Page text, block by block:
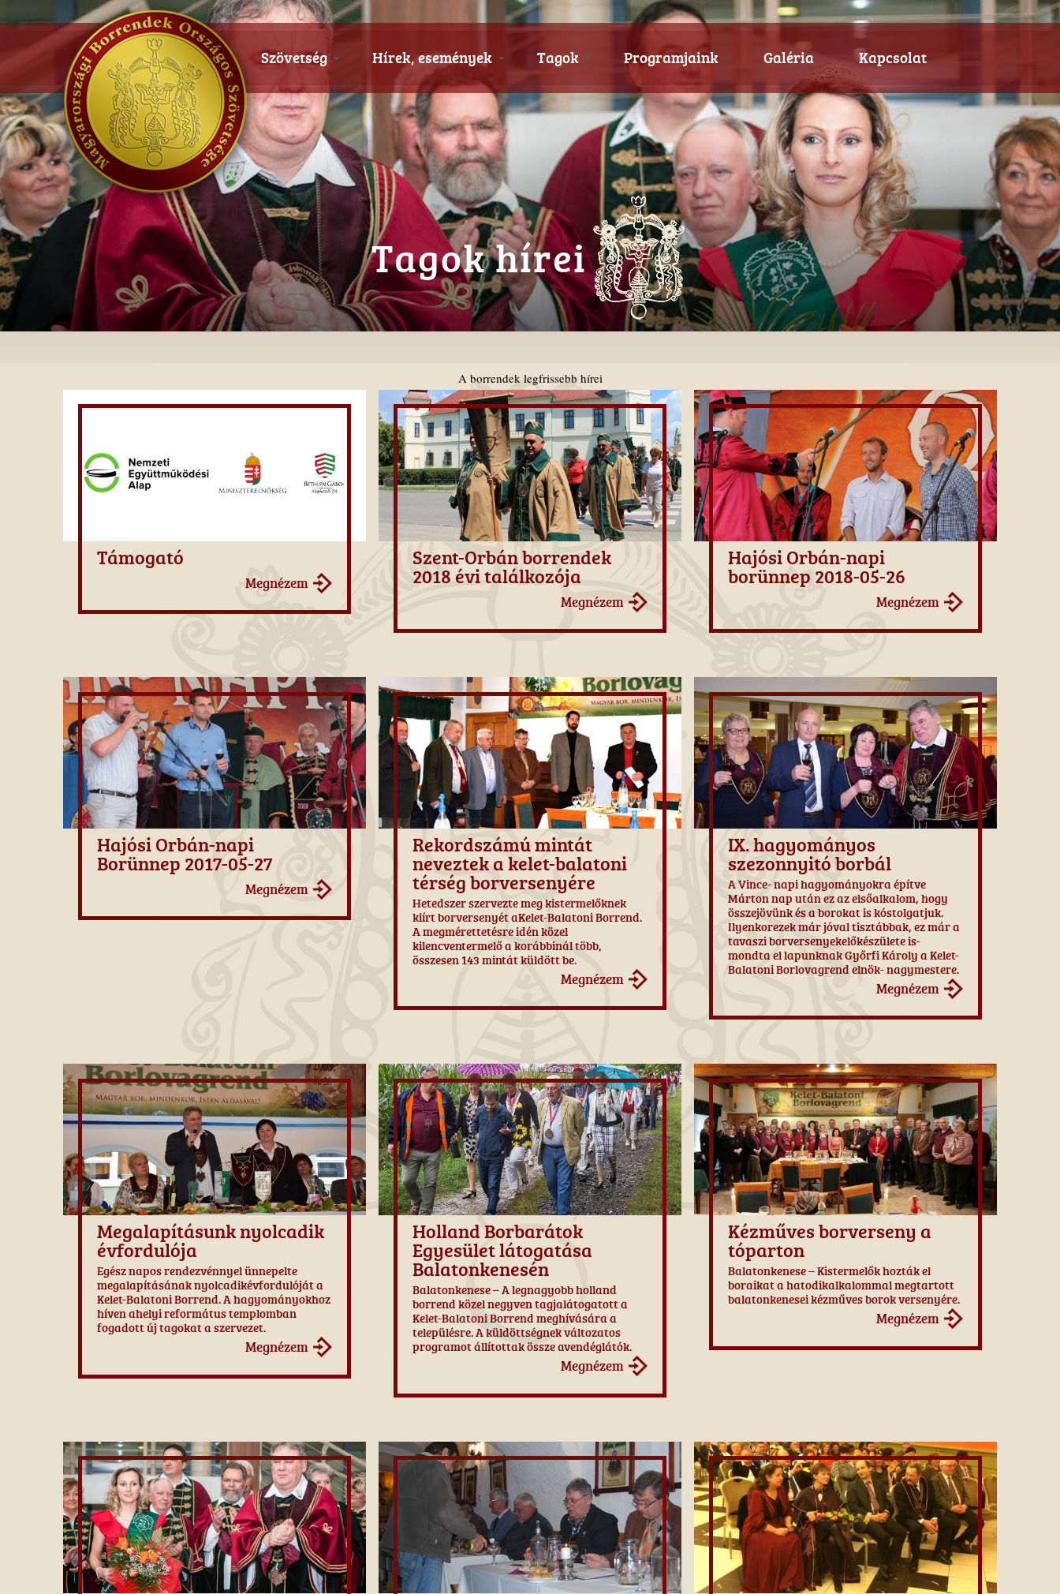
Tagok hírei
Szövetség Hírek, események Tagok Programjaink Galéria Kapcsolat
A borrendek legfrissebb hírei
Támogató
Megnézem
Szent-Orbán borrendek
2018 évi találkozója
Megnézem
Hajósi Orbán-napi
borünnep 2018-05-26
Megnézem
Hajósi Orbán-napi
Borünnep 2017-05-27
Megnézem
Rekordszámú mintát
neveztek a kelet-balatoni
térség borversenyére
Hetedszer szervezte meg kistermelőknek
kiírt borversenyét aKelet-Balatoni Borrend.
A megmérettetésre idén közel
kilencventermelő a korábbinál több,
összesen 143 mintát küldött be.
Megnézem
IX. hagyományos
szezonnyitó borbál
A Vince- napi hagyományokra építve
Márton nap után ez az elsőalkalom, hogy
összejövünk és a borokat is kóstolgatjuk.
Ilyenkorezek már jóval tisztábbak, ez már a
tavaszi borversenyekelőkészülete is-
mondta el lapunknak Győrfi Károly a Kelet-
Balatoni Borlovagrend elnök- nagymestere.
Megnézem
Megalapításunk nyolcadik
évfordulója
Egész napos rendezvénnyel ünnepelte
megalapításának nyolcadikévfordulóját a
Kelet-Balatoni Borrend. A hagyományokhoz
híven ahelyi református templomban
fogadott új tagokat a szervezet.
Megnézem
Holland Borbarátok
Egyesület látogatása
Balatonkenesén
Balatonkenese – A legnagyobb holland
borrend közel negyven tagjalátogatott a
Kelet-Balatoni Borrend meghívására a
településre. A küldöttségnek változatos
programot állítottak össze avendéglátók.
Megnézem
Kézműves borverseny a
tóparton
Balatonkenese – Kistermelők hozták el
boraikat a hatodikalkalommal megtartott
balatonkenesei kézműves borok versenyére.
Megnézem